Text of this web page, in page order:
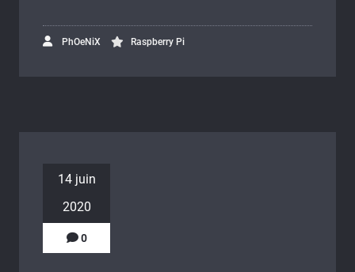
PhOeNiX Raspberry Pi
14 juin
2020
0